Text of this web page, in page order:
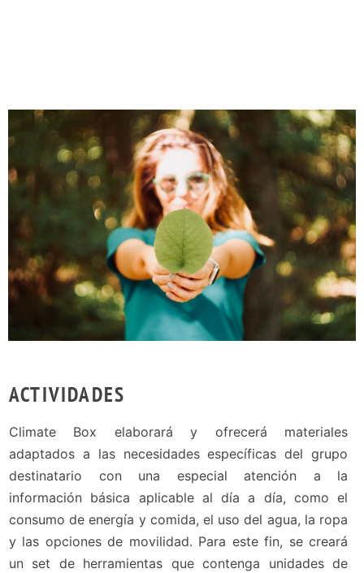
ACTIVIDADES
Climate Box elaborará y ofrecerá materiales
adaptados a las necesidades específicas del grupo
destinatario con una especial atención a la
información básica aplicable al día a día, como el
consumo de energía y comida, el uso del agua, la ropa
y las opciones de movilidad. Para este fin, se creará
un set de herramientas que contenga unidades de